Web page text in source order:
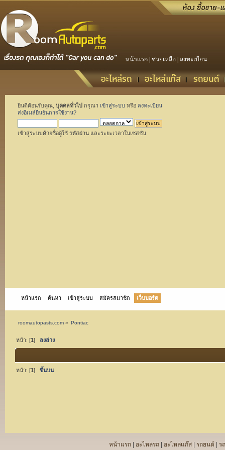
หน้าแรก ช่วยเหลือ ลงทะเบียน
ยินดีต้อนรับคุณ, บุคคลทั่วไป กรุณา เข้าสู่ระบบ หรือ ลงทะเบียน
ส่งอีเมล์ยืนยันการใช้งาน?
เข้าสู่ระบบด้วยชื่อผู้ใช้ รหัสผ่าน และระยะเวลาในเซสชั่น
หน้าแรก ค้นหา เข้าสู่ระบบ สมัครสมาชิก เว็บบอร์ด
roomautopasts.com» Pontiac
หน้า: [1] ลงล่าง
หน้า: [1 ] ขึ้นบน
หน้าแรก อะไหล่รถ อะไหล่แก๊ส รถยนต์ ร